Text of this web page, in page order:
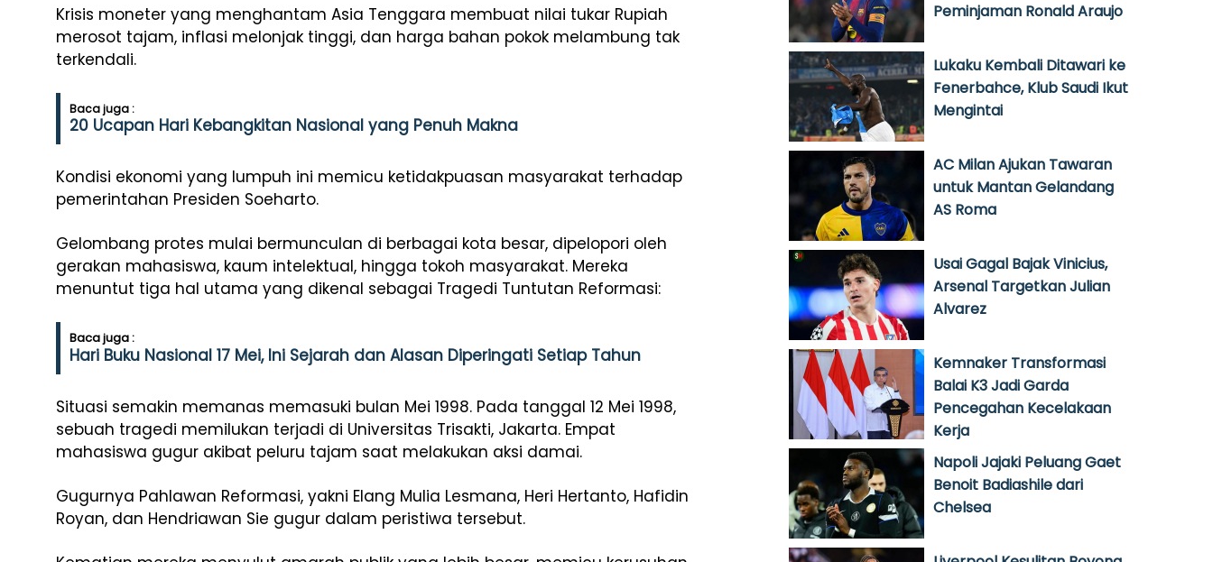
Krisis moneter yang menghantam Asia Tenggara membuat nilai tukar Rupiah
merosot tajam, inflasi melonjak tinggi, dan harga bahan pokok melambung tak
terkendali.
Baca juga :
20 Ucapan Hari Kebangkitan Nasional yang Penuh Makna
Kondisi ekonomi yang lumpuh ini memicu ketidakpuasan masyarakat terhadap
pemerintahan Presiden Soeharto.
Gelombang protes mulai bermunculan di berbagai kota besar, dipelopori oleh
gerakan mahasiswa, kaum intelektual, hingga tokoh masyarakat. Mereka
menuntut tiga hal utama yang dikenal sebagai Tragedi Tuntutan Reformasi:
Baca juga :
Hari Buku Nasional 17 Mei, Ini Sejarah dan Alasan Diperingati Setiap Tahun
Situasi semakin memanas memasuki bulan Mei 1998. Pada tanggal 12 Mei 1998,
sebuah tragedi memilukan terjadi di Universitas Trisakti, Jakarta. Empat
mahasiswa gugur akibat peluru tajam saat melakukan aksi damai.
Gugurnya Pahlawan Reformasi, yakni Elang Mulia Lesmana, Heri Hertanto, Hafidin
Royan, dan Hendriawan Sie gugur dalam peristiwa tersebut.
Peminjaman Ronald Araujo
Lukaku Kembali Ditawari ke
Fenerbahce, Klub Saudi Ikut
Mengintai
AC Milan Ajukan Tawaran
untuk Mantan Gelandang
AS Roma
Usai Gagal Bajak Vinicius,
Arsenal Targetkan Julian
Alvarez
Kemnaker Transformasi
Balai K3 Jadi Garda
Pencegahan Kecelakaan
Kerja
Napoli Jajaki Peluang Gaet
Benoit Badiashile dari
Chelsea